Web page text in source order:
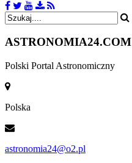
ASTRONOMIA24.COM
Polski Portal Astronomiczny
Polska
astronomia24@o2.pl